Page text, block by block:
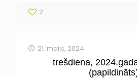
2
21. maijs, 2024
trešdiena,